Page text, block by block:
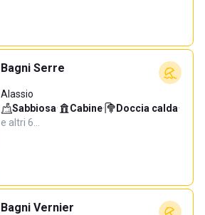
Bagni Serre
Alassio
Sabbiosa· Cabine· Doccia calda·
e altri 6…
Bagni Vernier